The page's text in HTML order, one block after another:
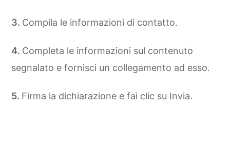
Compila le informazioni di contatto.
Completa le informazioni sul contenuto
segnalato e fornisci un collegamento ad esso.
Firma la dichiarazione e fai clic su Invia.